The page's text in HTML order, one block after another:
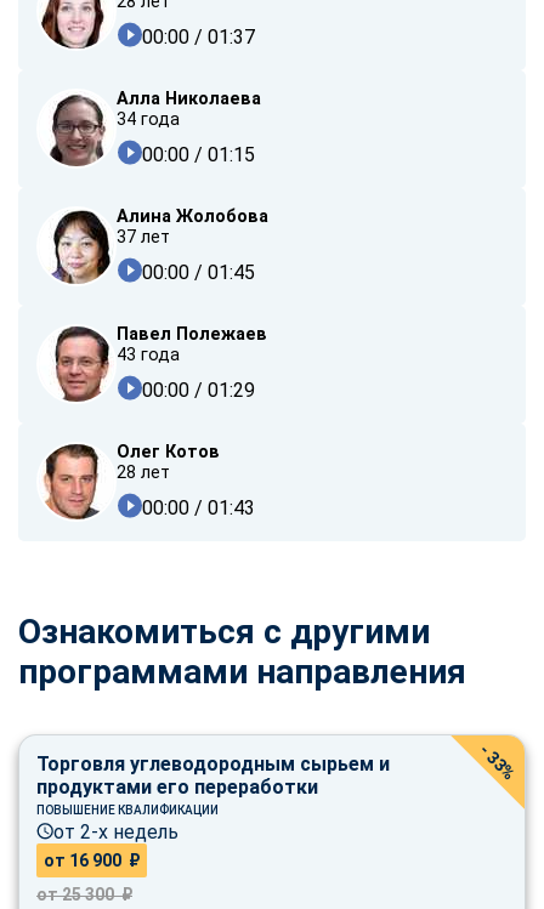
00:00 / 01:37
Алла Николаева
34 года
00:00 / 01:15
Алина Жолобова
37 лет
00:00 / 01:45
Павел Полежаев
43 года
00:00 / 01:29
Олег Котов
28 лет
00:00 / 01:43
Ознакомиться с другими
программами направления
Торговля углеводородным сырьем и
продуктами его переработки
ПОВЫШЕНИЕ КВАЛИФИКАЦИИ
от 2-х недель
от 16 900 ₽
от 25 300 ₽
- 33%